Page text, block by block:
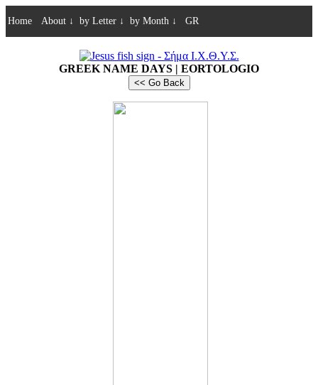
Home About ↓ by Letter ↓ by Month ↓ GR
GREEK NAME DAYS | EORTOLOGIO
<< Go Back